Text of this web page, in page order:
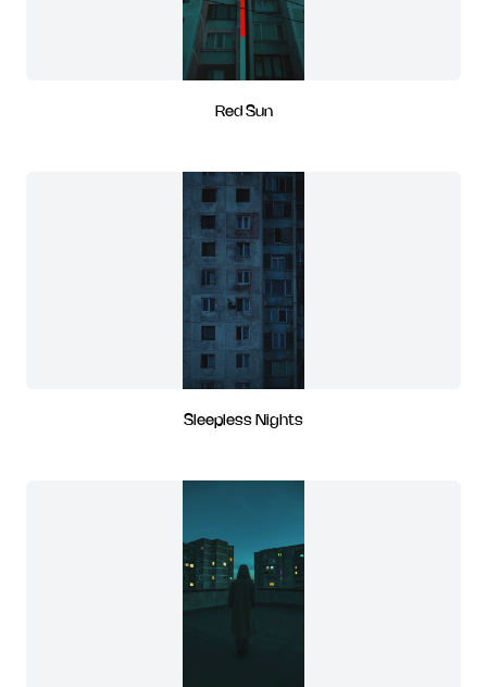
Red Sun
Sleepless Nights